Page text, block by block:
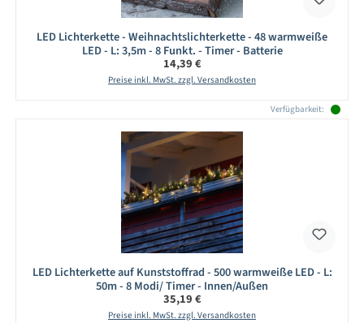
LED Lichterkette - Weihnachtslichterkette - 48 warmweiße
LED - L: 3,5m - 8 Funkt. - Timer - Batterie
Regulärer Preis:
14,39 €
Preise inkl. MwSt. zzgl. Versandkosten
Verfügbarkeit:
LED Lichterkette auf Kunststoffrad - 500 warmweiße LED - L:
50m - 8 Modi/ Timer - Innen/Außen
Regulärer Preis:
35,19 €
Preise inkl. MwSt. zzgl. Versandkosten